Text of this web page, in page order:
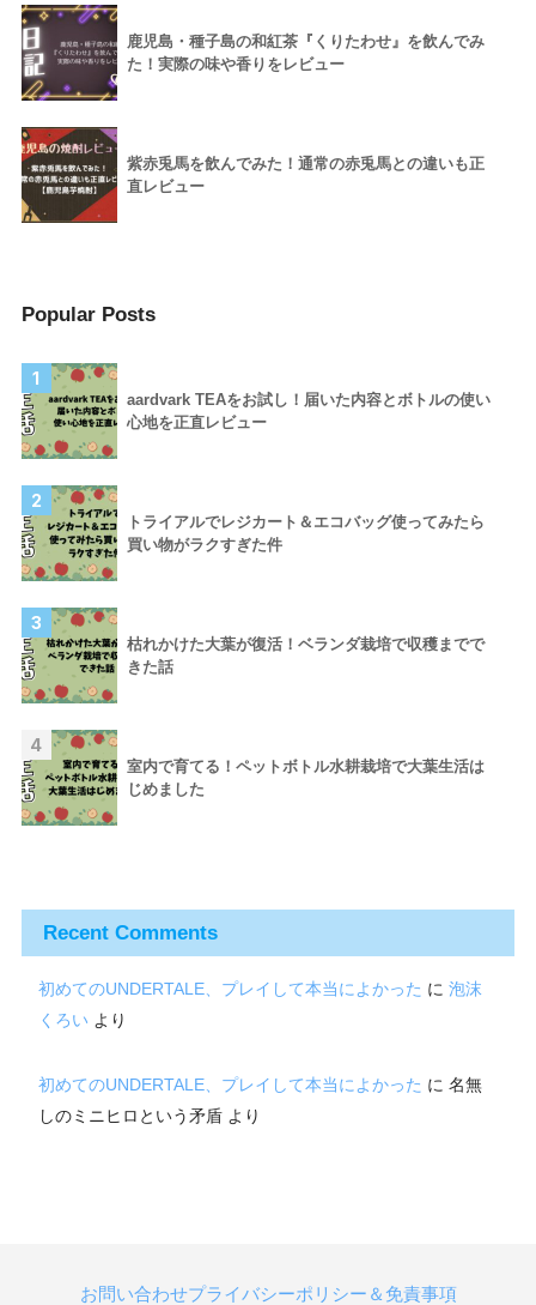
鹿児島・種子島の和紅茶『くりたわせ』を飲んでみ
た！実際の味や香りをレビュー
紫赤兎馬を飲んでみた！通常の赤兎馬との違いも正
直レビュー
Popular Posts
1
aardvark TEAをお試し！届いた内容とボトルの使い
心地を正直レビュー
2
トライアルでレジカート＆エコバッグ使ってみたら
買い物がラクすぎた件
3
枯れかけた大葉が復活！ベランダ栽培で収穫までで
きた話
4
室内で育てる！ペットボトル水耕栽培で大葉生活は
じめました
Recent Comments
初めてのUNDERTALE、プレイして本当によかった に 泡沫
くろい より
初めてのUNDERTALE、プレイして本当によかった に 名無
しのミニヒロという矛盾より
お問い合わせプライバシーポリシー＆免責事項